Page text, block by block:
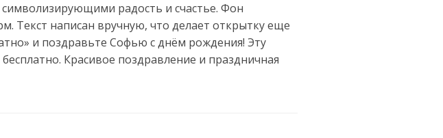
радость и счастье. Фон
Текст написан вручную, что делает открытку еще
и поздравьте Софью с днём рождения! Эту
Красивое поздравление и праздничная